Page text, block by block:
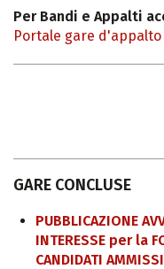
Per Bandi e Appalti
Portale gare
GARE CONCLUSE
PUBBLICAZIONE
INTERESSE per la
CANDIDATI